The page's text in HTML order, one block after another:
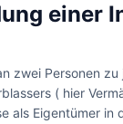
einer
zwei Personen
( hier
als Eigentümer